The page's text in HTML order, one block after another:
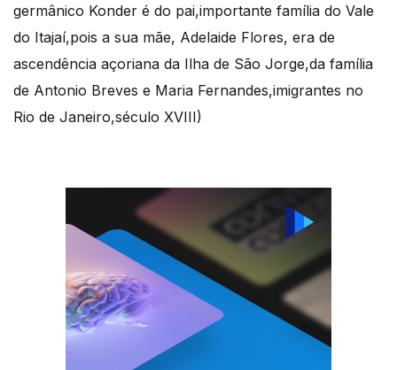
germânico Konder é do pai,importante família do Vale
do Itajaí,pois a sua mãe, Adelaide Flores, era de
ascendência açoriana da Ilha de São Jorge,da família
de Antonio Breves e Maria Fernandes,imigrantes no
Rio de Janeiro,século XVIII)